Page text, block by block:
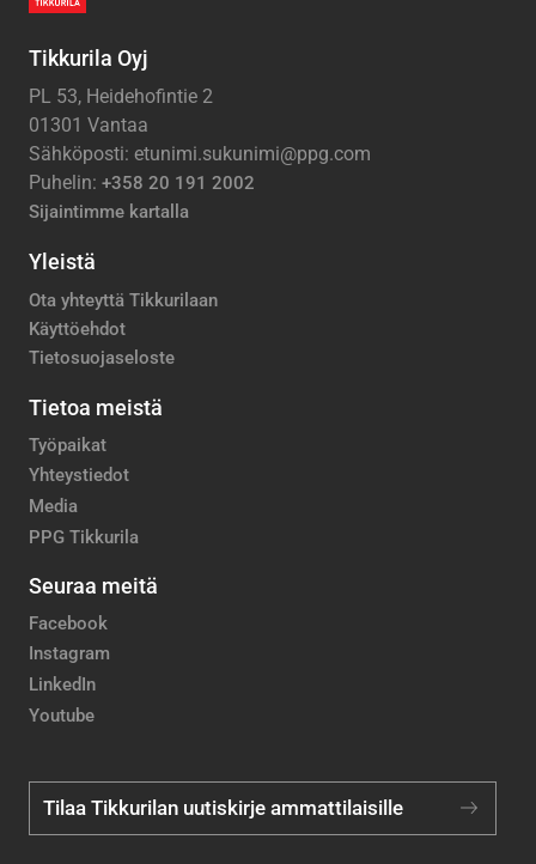
Tikkurila Oyj
PL 53, Heidehofintie 2
01301 Vantaa
Sähköposti: etunimi.sukunimi@ppg.com
Puhelin: +358 20 191 2002
Sijaintimme kartalla
Yleistä
Ota yhteyttä Tikkurilaan
Käyttöehdot
Tietosuojaseloste
Tietoa meistä
Työpaikat
Yhteystiedot
Media
PPG Tikkurila
Seuraa meitä
Facebook
Instagram
LinkedIn
Youtube
Tilaa Tikkurilan uutiskirje ammattilaisille